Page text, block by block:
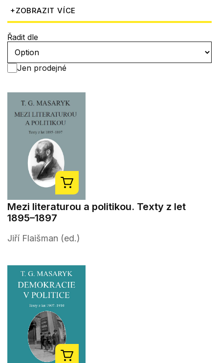
+ZOBRAZIT VÍCE
Řadit dle
Jen prodejné
Mezi literaturou a politikou. Texty z let
1895–1897
Jiří Flaišman (ed.)